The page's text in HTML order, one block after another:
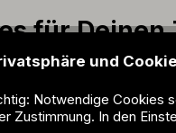
für Deinen
und
Notwendige Cookies
Zustimmung. In den